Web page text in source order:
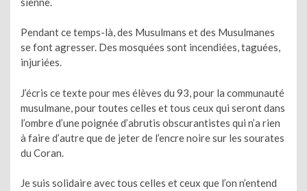
Pendant ce temps-là, des Musulmans et des Musulmanes
se font agresser. Des mosquées sont incendiées, taguées,
injuriées.
J’écris ce texte pour mes élèves du 93, pour la communauté
musulmane, pour toutes celles et tous ceux qui seront dans
l’ombre d’une poignée d’abrutis obscurantistes qui n’a rien
à faire d’autre que de jeter de l’encre noire sur les sourates
du Coran.
Je suis solidaire avec tous celles et ceux que l’on n’entend